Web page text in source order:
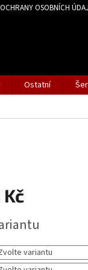
OSOBNÍCH
Ostatní